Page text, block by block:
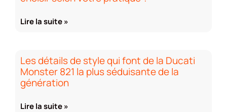
Lire la suite »
Les détails de style qui font de la Ducati
Monster 821 la plus séduisante de la
génération
Lire la suite »